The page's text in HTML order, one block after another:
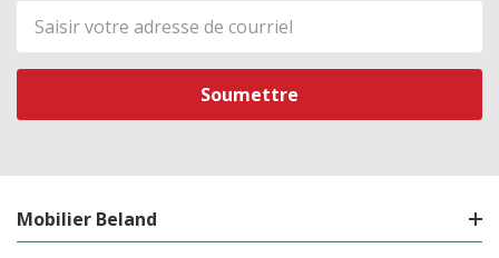
Adresse
de
courriel
Mobilier Beland